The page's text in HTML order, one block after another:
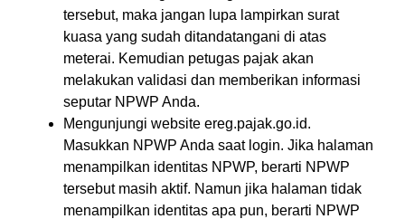
tersebut, maka jangan lupa lampirkan surat
kuasa yang sudah ditandatangani di atas
meterai. Kemudian petugas pajak akan
melakukan validasi dan memberikan informasi
seputar NPWP Anda.
Mengunjungi website ereg.pajak.go.id.
Masukkan NPWP Anda saat login. Jika halaman
menampilkan identitas NPWP, berarti NPWP
tersebut masih aktif. Namun jika halaman tidak
menampilkan identitas apa pun, berarti NPWP